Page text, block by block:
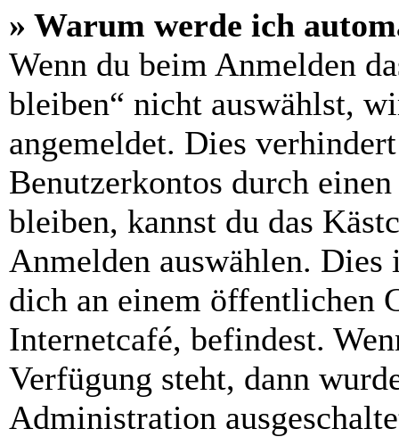
» Warum werde ich
Wenn du beim Anmelden
bleiben“ nicht auswählst,
angemeldet. Dies
Benutzerkontos durch
bleiben, kannst du das
Anmelden auswählen.
dich an einem öffentlichen
Internetcafé, befindest.
Verfügung steht, dann
Administration